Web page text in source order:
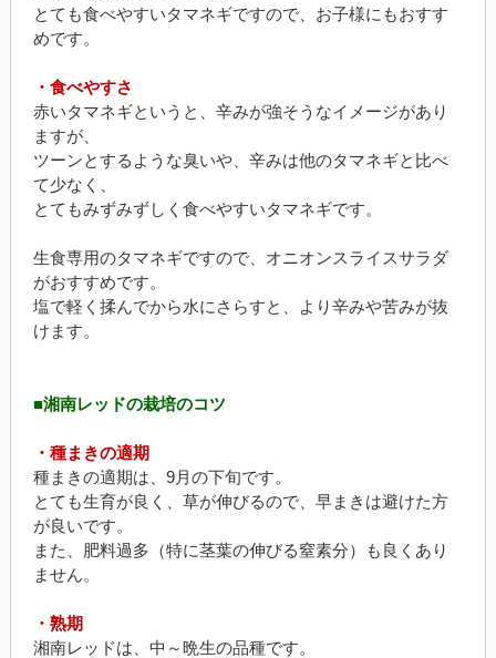
とても食べやすいタマネギですので、お子様にもおすす
めです。
・食べやすさ
赤いタマネギというと、辛みが強そうなイメージがあり
ますが、
ツーンとするような臭いや、辛みは他のタマネギと比べ
て少なく、
とてもみずみずしく食べやすいタマネギです。
生食専用のタマネギですので、オニオンスライスサラダ
がおすすめです。
塩で軽く揉んでから水にさらすと、より辛みや苦みが抜
けます。
■湘南レッドの栽培のコツ
・種まきの適期
種まきの適期は、9月の下旬です。
とても生育が良く、草が伸びるので、早まきは避けた方
が良いです。
また、肥料過多（特に茎葉の伸びる窒素分）も良くあり
ません。
・熟期
湘南レッドは、中～晩生の品種です。